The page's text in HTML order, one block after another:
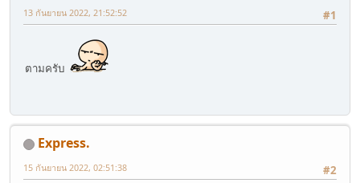
h3{
font-size: 1.17em;
h4, p{
font-size: 1em;
}
.accent {
color: #BD220D;
}
#1
13 กันยายน 2022, 21:52:52
ตามครับ
Express.
#2
15 กันยายน 2022, 02:51:38